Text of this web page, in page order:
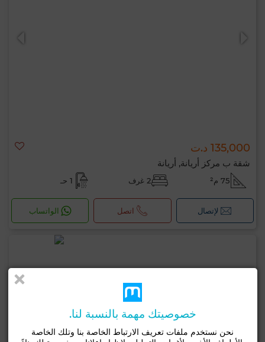
135,000 د.ت
شقة ب مركز أريانة, أريانة
75 م² 2 غرف 1 حـ
لإتصال اتصل الواتساب
خصوصيتك مهمة بالنسبة لنا.
نحن نستخدم ملفات تعريف الارتباط الخاصة بنا وتلك الخاصة